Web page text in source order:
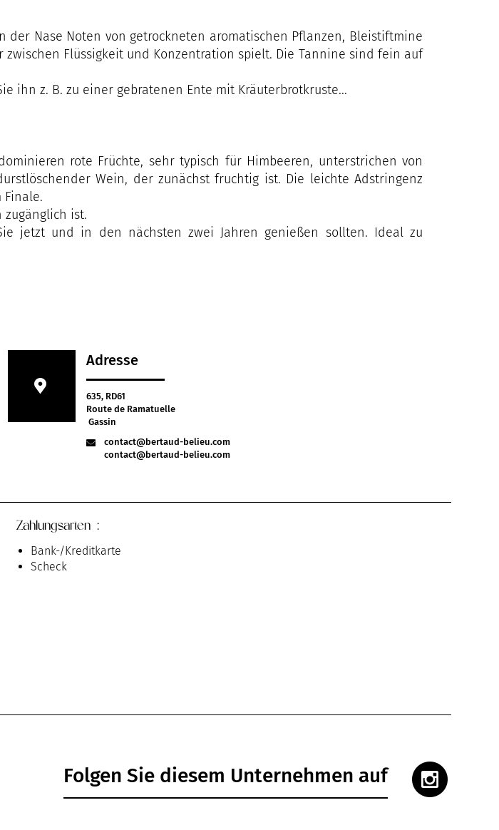
Nase Noten von getrockneten aromatischen Pflanzen, Bleistiftmine
Flüssigkeit und Konzentration spielt. Die Tannine sind fein auf
ihn z. B. zu einer gebratenen Ente mit Kräuterbrotkruste...
rote Früchte, sehr typisch für Himbeeren, unterstrichen von
Wein, der zunächst fruchtig ist. Die leichte Adstringenz
ist.
jetzt und in den nächsten zwei Jahren genießen sollten. Ideal zu
Adresse
635, RD61
Route de Ramatuelle
Gassin
contact@bertaud-belieu.com
contact@bertaud-belieu.com
Zahlungsarten :
Bank-/Kreditkarte
Scheck
Folgen Sie diesem Unternehmen auf